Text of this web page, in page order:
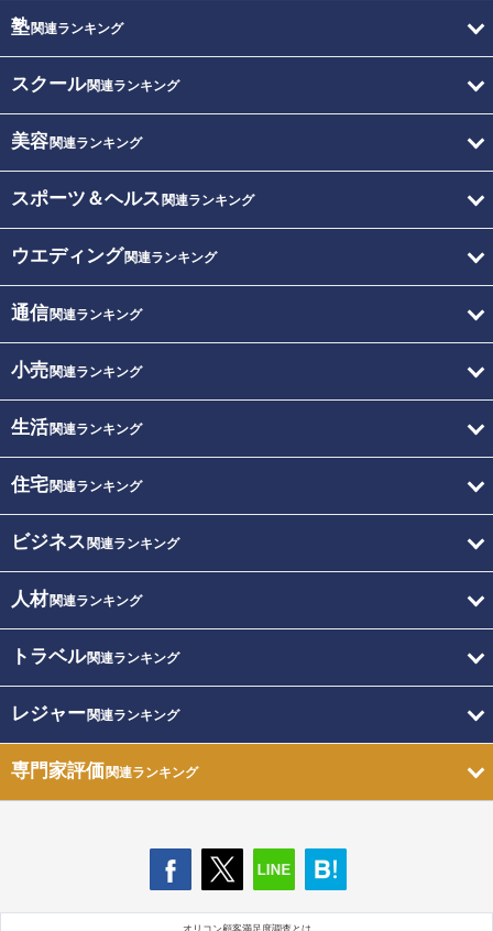
塾関連ランキング
スクール関連ランキング
美容関連ランキング
スポーツ＆ヘルス 関連ランキング
ウエディング関連ランキング
通信関連ランキング
小売関連ランキング
生活関連ランキング
住宅関連ランキング
ビジネス 関連ランキング
人材関連ランキング
トラベル関連ランキング
レジャー関連ランキング
専門家評価関連ランキング
オリコン顧客満足度調査とは